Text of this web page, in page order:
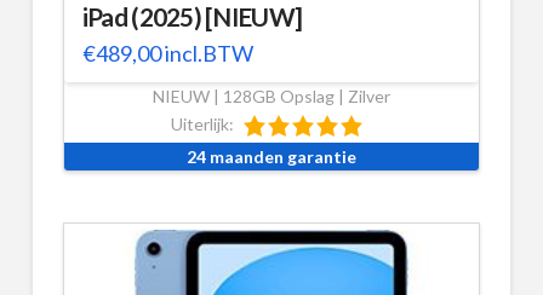
iPad (2025) [NIEUW]
€489,00incl.BTW
NIEUW | 128GB Opslag | Zilver
Uiterlijk:
24 maanden garantie